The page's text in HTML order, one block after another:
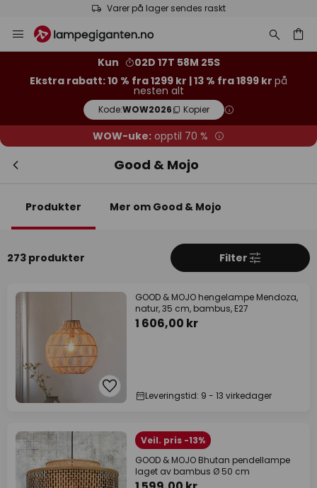
Varer på lager sendes raskt
Hopp
til
Kun
02D 17T 58M 24S
Ekstra rabatt: 10 % fra 1299 kr | 13 % fra 1899 kr på
nesten alt
Kode:WOW2026 Kopier
WOW-uke: opptil 70 %
Good & Mojo
Produkter Mer om Good & Mojo
273 produkter Filter
GOOD & MOJO hengelampe Mendoza,
natur, 35 cm, bambus, E27
1 606,00 kr
Leveringstid: 9 - 13 virkedager
Veil. pris -13%
GOOD & MOJO Bhutan pendellampe
laget av bambus Ø 50 cm
Ekstra rabatt
13 % rabattfra 1899 kr
10 % rabattfra 1299 kr
på nesten alt*
Kode:WOW2026 Kopier
Spar nå